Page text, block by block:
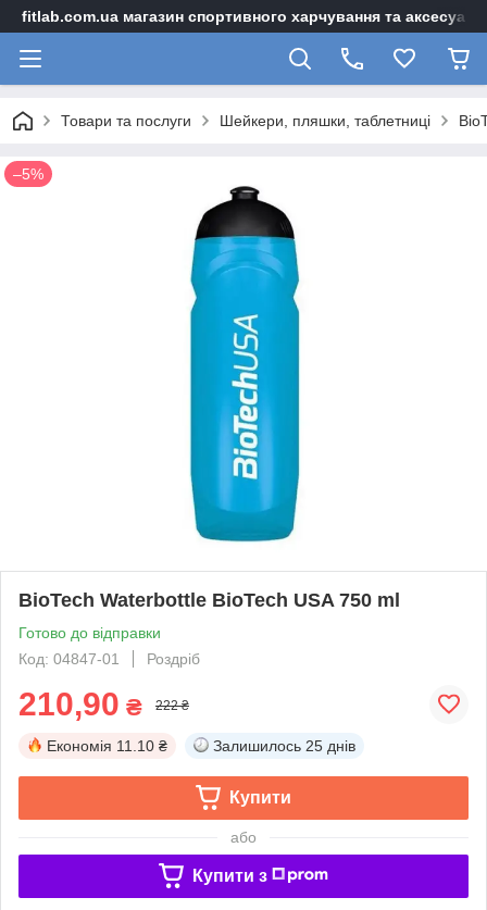
fitlab.com.ua магазин спортивного харчування та
Товари та послуги Шейкери, пляшки, таблетниці
–5%
BioTech Waterbottle BioTech USA 750 ml
Готово до відправки
Код: 04847-01
Роздріб
210,90 ₴ 222 ₴
Економія 11.10 ₴ Залишилось 25 днів
Купити
або
Купити з